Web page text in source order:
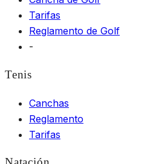
Tarifas
Reglamento de Golf
-
Tenis
Canchas
Reglamento
Tarifas